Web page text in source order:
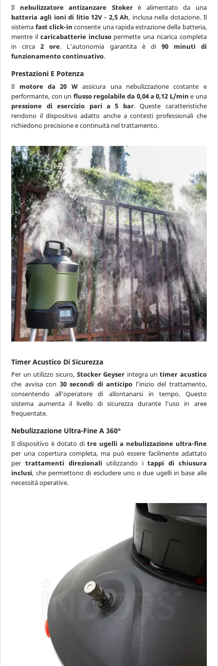
Il nebulizzatore antizanzare Stokerè alimentato da una
batteria agli ioni di litio 12V - 2,5 Ah, inclusa nella dotazione. Il
sistema fast click-in consente una rapida estrazione della batteria,
mentre il caricabatterie inclusopermette una ricarica completa
in circa2 ore. L’autonomia garantita è di 90 minuti di
funzionamento continuativo.
Prestazioni E Potenza
Il motore da 20 Wassicura una nebulizzazione costante e
performante, con un flusso regolabile da 0,04 a 0,12 L/min e una
pressione di esercizio pari a 5 bar. Queste caratteristiche
rendono il dispositivo adatto anche a contesti professionali che
richiedono precisione e continuità nel trattamento.
Timer Acustico Di Sicurezza
Per un utilizzo sicuro, Stocker Geyser integra untimer acustico
che avvisa con 30 secondi di anticipo l’inizio del trattamento,
consentendo all’operatore di allontanarsi in tempo. Questo
sistema aumenta il livello di sicurezza durante l’uso in aree
frequentate.
Nebulizzazione Ultra-Fine A 360°
Il dispositivo è dotato di tre ugelli a nebulizzazione ultra-fine
per una copertura completa, ma può essere facilmente adattato
per trattamenti direzionali utilizzando itappi di chiusura
inclusi, che permettono di escludere uno o due ugelli in base alle
necessità operative.